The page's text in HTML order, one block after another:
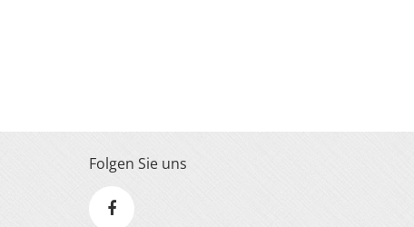
Folgen Sie uns